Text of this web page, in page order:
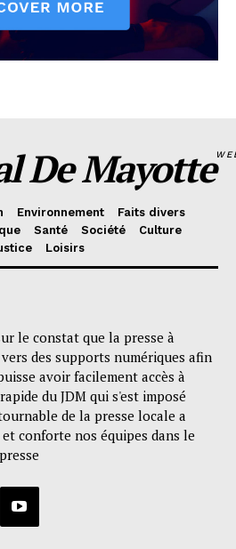
De Mayotte
Environnement
Faits divers
Santé Société
Culture
Loisirs
le constat que la presse à
des supports numériques afin
avoir facilement accès à
du JDM qui s'est imposé
de la presse locale a
conforte nos équipes dans le